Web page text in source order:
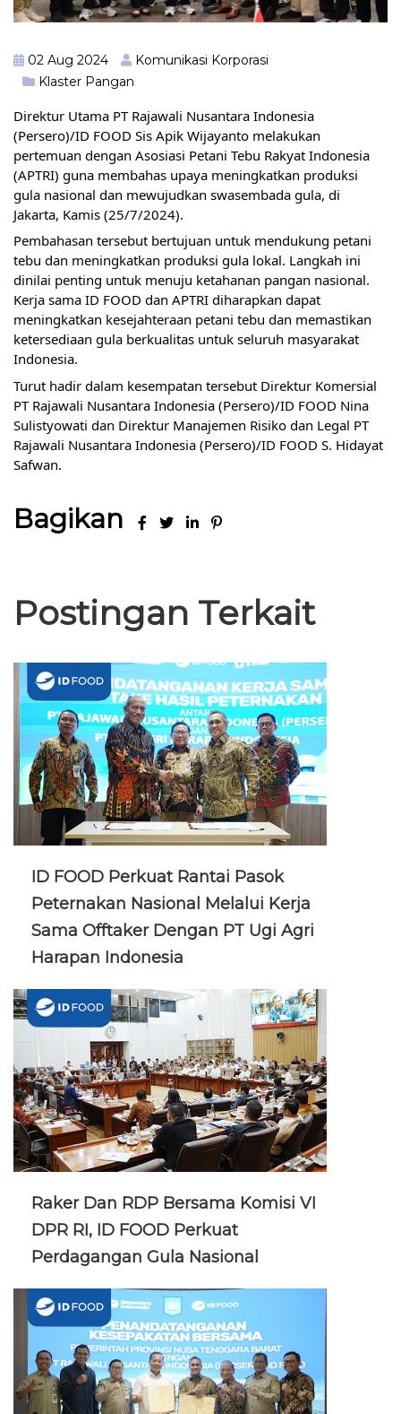
02 Aug 2024
Komunikasi Korporasi
Klaster Pangan
Direktur Utama PT Rajawali Nusantara Indonesia
(Persero)/ID FOOD Sis Apik Wijayanto melakukan
pertemuan dengan Asosiasi Petani Tebu Rakyat Indonesia
(APTRI) guna membahas upaya meningkatkan produksi
gula nasional dan mewujudkan swasembada gula, di
Jakarta, Kamis (25/7/2024).
Pembahasan tersebut bertujuan untuk mendukung petani
tebu dan meningkatkan produksi gula lokal. Langkah ini
dinilai penting untuk menuju ketahanan pangan nasional.
Kerja sama ID FOOD dan APTRI diharapkan dapat
meningkatkan kesejahteraan petani tebu dan memastikan
ketersediaan gula berkualitas untuk seluruh masyarakat
Indonesia.
Turut hadir dalam kesempatan tersebut Direktur Komersial
PT Rajawali Nusantara Indonesia (Persero)/ID FOOD Nina
Sulistyowati dan Direktur Manajemen Risiko dan Legal PT
Rajawali Nusantara Indonesia (Persero)/ID FOOD S. Hidayat
Safwan.
Bagikan
Postingan Terkait
ID FOOD Perkuat Rantai Pasok
Peternakan Nasional Melalui Kerja
Sama Offtaker Dengan PT Ugi Agri
Harapan Indonesia
Raker Dan RDP Bersama Komisi VI
DPR RI, ID FOOD Perkuat
Perdagangan Gula Nasional